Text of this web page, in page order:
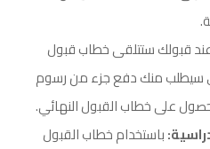
قبولك ستتلقى خطاب قبول
سيطلب منك دفع جزء من رسوم
على خطاب القبول النهائي.
باستخدام خطاب القبول